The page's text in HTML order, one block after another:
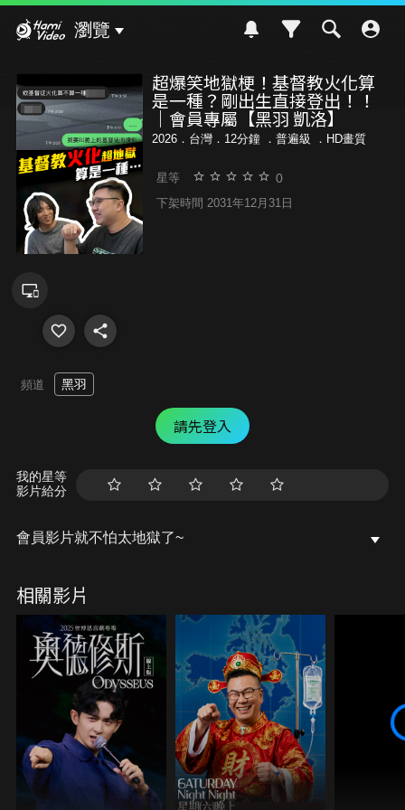
瀏覽
超爆笑地獄梗！基督教火化算
是一種？剛出生直接登出！！
｜會員專屬【黑羽 凱洛】
2026．台灣．12分鐘 ． 普遍級 ．HD畫質
星等 0
下架時間 2031年12月31日
頻道 黑羽
請先登入
我的星等
影片給分
會員影片就不怕太地獄了~
相關影片